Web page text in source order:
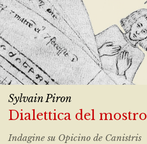
Sylvain Piron
Dialettica del mostro
Indagine su Opicino de Canistris